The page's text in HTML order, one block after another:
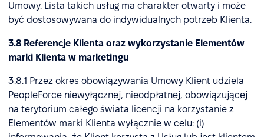
Umowy. Lista takich usług ma charakter otwarty i może
być dostosowywana do indywidualnych potrzeb Klienta.
3.8 Referencje Klienta oraz wykorzystanie Elementów
marki Klienta w marketingu
3.8.1 Przez okres obowiązywania Umowy Klient udziela
PeopleForce niewyłącznej, nieodpłatnej, obowiązującej
na terytorium całego świata licencji na korzystanie z
Elementów marki Klienta wyłącznie w celu: (i)